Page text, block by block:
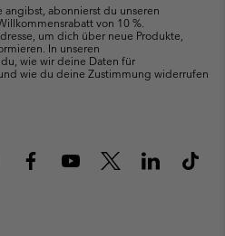
abonnierst du unseren
von 10 %.
um dich über neue Produkte,
In unseren
wie wir deine Daten für
wie du deine Zustimmung widerrufen